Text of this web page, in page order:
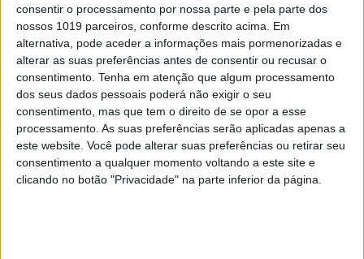
consentir o processamento por nossa parte e pela parte dos
nossos 1019 parceiros, conforme descrito acima. Em
alternativa, pode aceder a informações mais pormenorizadas e
alterar as suas preferências antes de consentir ou recusar o
consentimento. Tenha em atenção que algum processamento
dos seus dados pessoais poderá não exigir o seu
consentimento, mas que tem o direito de se opor a esse
processamento. As suas preferências serão aplicadas apenas a
este website. Você pode alterar suas preferências ou retirar seu
consentimento a qualquer momento voltando a este site e
clicando no botão "Privacidade" na parte inferior da página.
2.º, muito perto do 1.º. Senti-me muito bem
durante a manhã. Nas 2 primeiras voltas
choveu imenso e o terreno ficou muito
degradado tal como eu gosto, cheio de
regos e buracos ” disse o piloto da KTM.
Continuar a ler
Castelo Branco
CN Sprint Enduro